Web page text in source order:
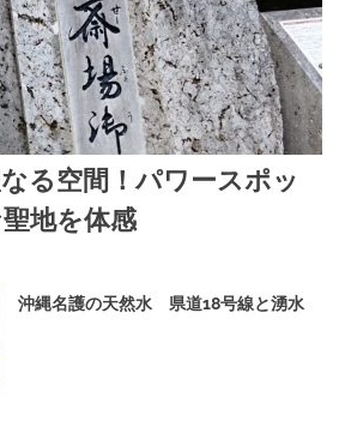
る空間！パワースポッ
地を体感
沖縄名護の天然水 県道18号線と湧水